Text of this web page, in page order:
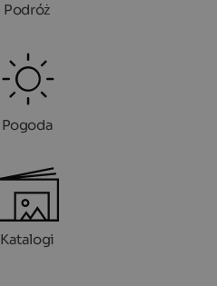
Podróż
Pogoda
Katalogi